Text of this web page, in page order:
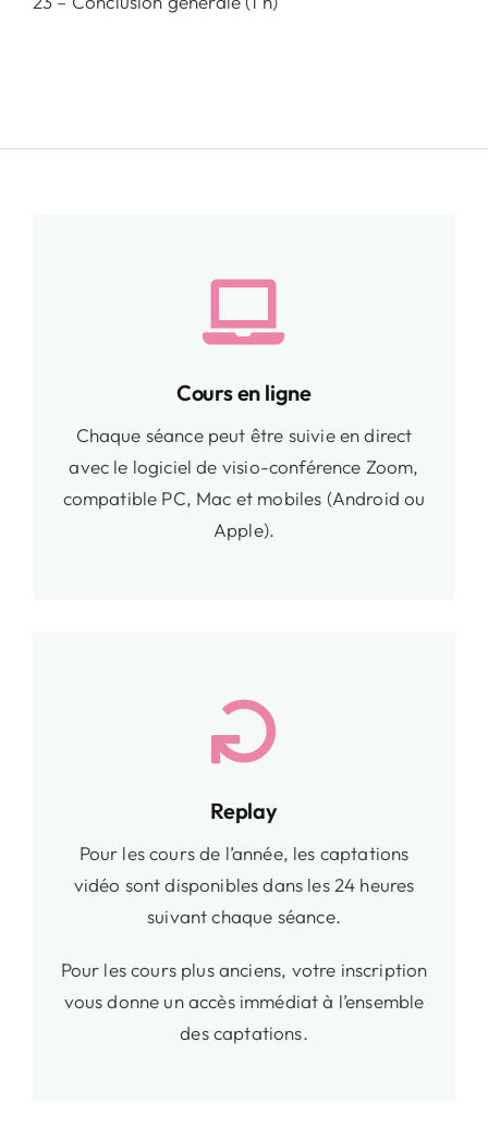
Cours en ligne
Chaque séance peut être suivie en direct
avec le logiciel de visio-conférence Zoom,
compatible PC, Mac et mobiles (Android ou
Apple).
Replay
Pour les cours de l’année, les captations
vidéo sont disponibles dans les 24 heures
suivant chaque séance.
Pour les cours plus anciens, votre inscription
vous donne un accès immédiat à l’ensemble
des captations.